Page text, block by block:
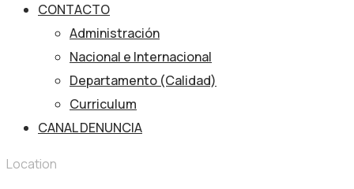
CONTACTO
Administración
Nacional e Internacional
Departamento (Calidad)
Curriculum
CANAL DENUNCIA
Location